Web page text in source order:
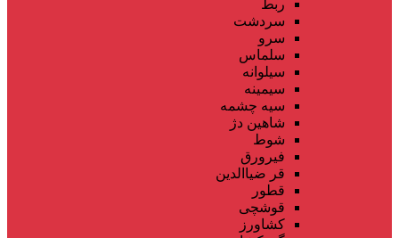
ربط
سردشت
سرو
سلماس
سیلوانه
سیمینه
سیه چشمه
شاهین دژ
شوط
فیرورق
قر ضیاالدین
قطور
قوشچی
کشاورز